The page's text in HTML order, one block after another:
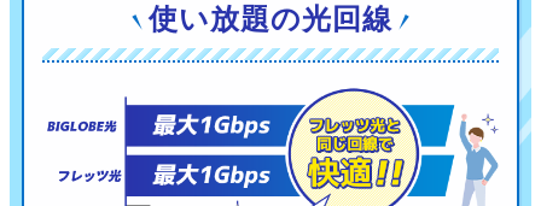
使い放題の光回線